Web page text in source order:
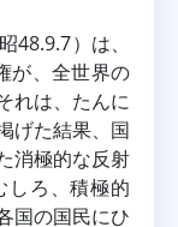
48.9.7）は、
が、全世界の
れは、たんに
げた結果、国
消極的な反射
しろ、積極的
国の国民にひ